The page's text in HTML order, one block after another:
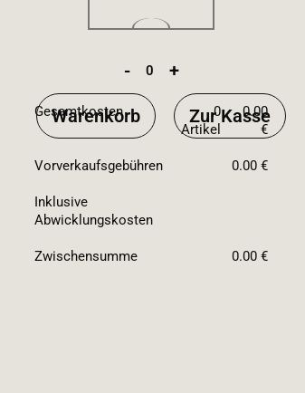
- 0 +
Gesamtkosten
0
Artikel
0.00
€
Vorverkaufsgebühren 0.00 €
Inklusive
Abwicklungskosten
Zwischensumme 0.00 €
Warenkorb Zur Kasse